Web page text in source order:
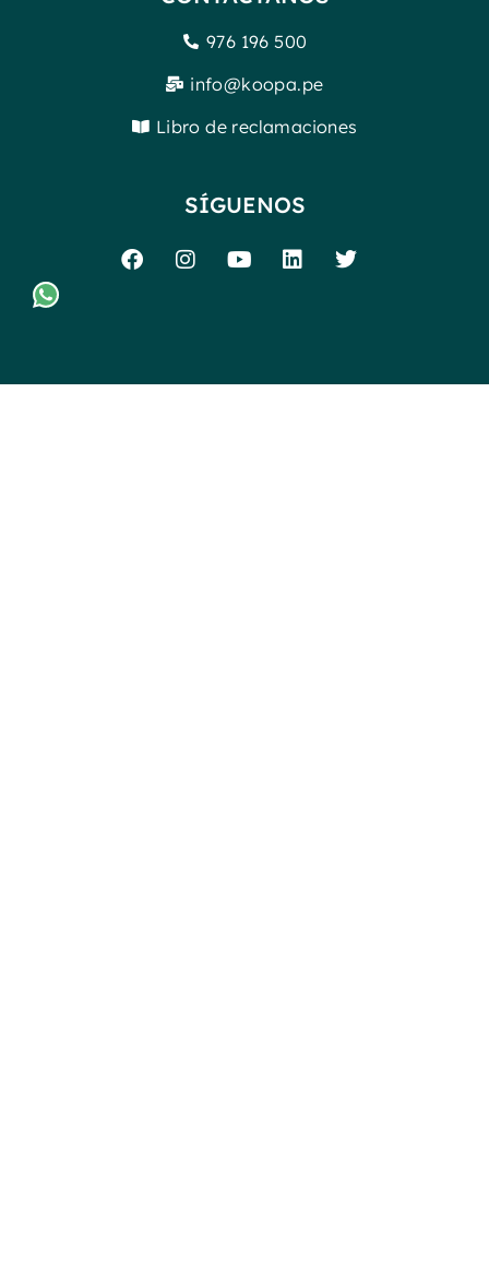
976 196 500
info@koopa.pe
Libro de reclamaciones
SÍGUENOS